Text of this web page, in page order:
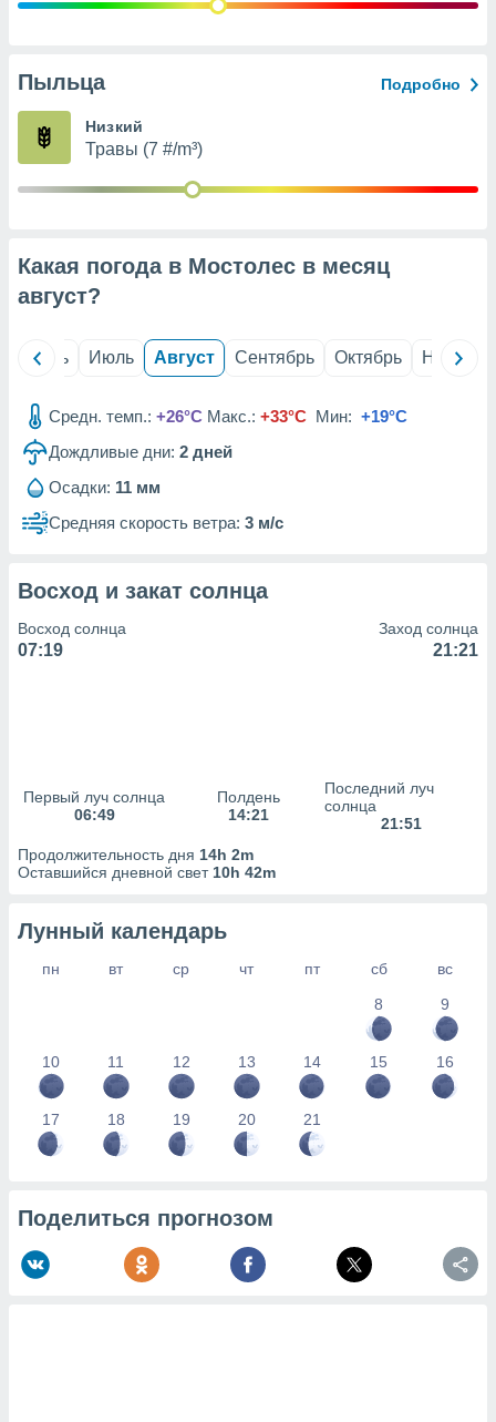
рекламы
сведения
1199
Пыльца Подробно
Низкий
Травы (7 #/m³)
Какая погода в Мостолес в месяц
август?
Июнь Июль Август Сентябрь Октябрь Ноябрь
Средн. темп.: +26°C Макс.: +33°C Мин: +19°C
Дождливые дни: 2 дней
Осадки: 11 мм
Средняя скорость ветра: 3 м/с
Восход и закат солнца
Восход солнца
07:19
Заход солнца
21:21
Первый луч солнца
06:49
Полдень
14:21
Последний луч
солнца
21:51
Продолжительность дня 14h 2m
Оставшийся дневной свет 10h 42m
Лунный календарь
пн вт ср чт пт сб
вс
8
9
10 11 12 13 14 15 16
17 18 19 20 21
Поделиться прогнозом